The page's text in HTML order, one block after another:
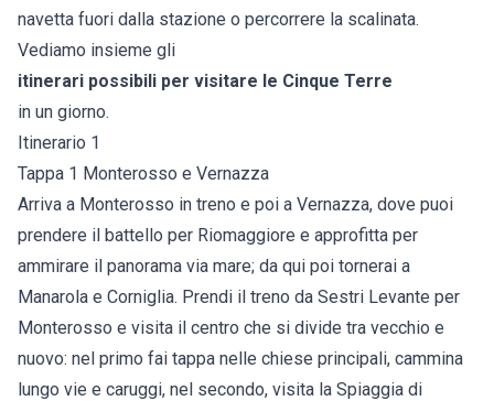
navetta fuori dalla stazione o percorrere la scalinata.
Vediamo insieme gli
itinerari possibili per visitare le Cinque Terre
in un giorno.
Itinerario 1
Tappa 1 Monterosso e Vernazza
Arriva a Monterosso in treno e poi a Vernazza, dove puoi
prendere il battello per Riomaggiore e approfitta per
ammirare il panorama via mare; da qui poi tornerai a
Manarola e Corniglia. Prendi il treno da Sestri Levante per
Monterosso e visita il centro che si divide tra vecchio e
nuovo: nel primo fai tappa nelle chiese principali, cammina
lungo vie e caruggi, nel secondo, visita la Spiaggia di